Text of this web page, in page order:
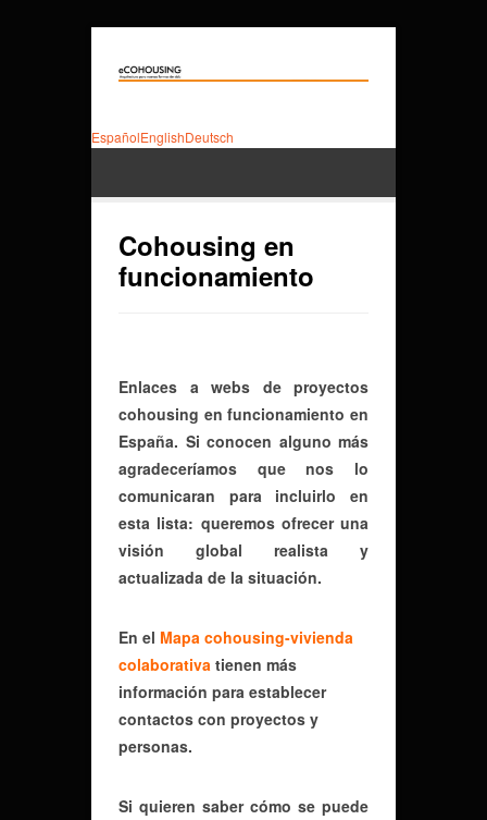
EspañolEnglishDeutsch
Cohousing en
funcionamiento
Enlaces a webs de proyectos
cohousing en funcionamiento en
España. Si conocen alguno más
agradeceríamos que nos lo
comunicaran para incluirlo en
esta lista: queremos ofrecer una
visión global realista y
actualizada de la situación.
En el Mapa cohousing-vivienda
colaborativa tienen más
información para establecer
contactos con proyectos y
personas.
Si quieren saber cómo se puede